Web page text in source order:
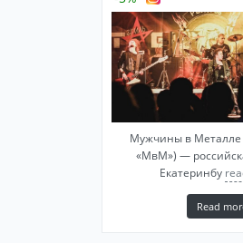
Мужчины в
«МвМ») —
Екатеринбу
Read